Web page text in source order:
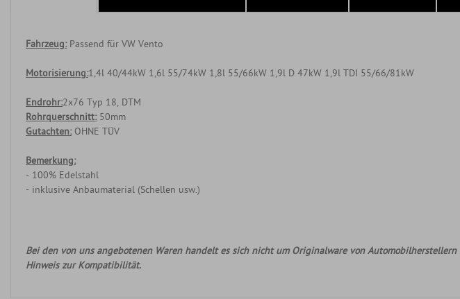
Fahrzeug:Passend für VW Vento
Motorisierung:1,4l 40/44kW 1,6l 55/74kW 1,8l 55/66kW 1,9l D 47kW 1,9l TDI 55/66/81kW
Endrohr:2x76 Typ 18, DTM
Rohrquerschnitt:50mm
Gutachten:OHNE TÜV
Bemerkung:
- 100% Edelstahl
- inklusive Anbaumaterial (Schellen usw.)
Bei den von uns angebotenen Waren handelt es sich nicht um Originalware von
Hinweis zur Kompatibilität.